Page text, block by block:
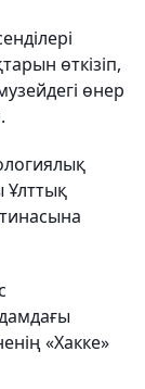
өткізіп,
өнер
Ұлттық
«Хакке»